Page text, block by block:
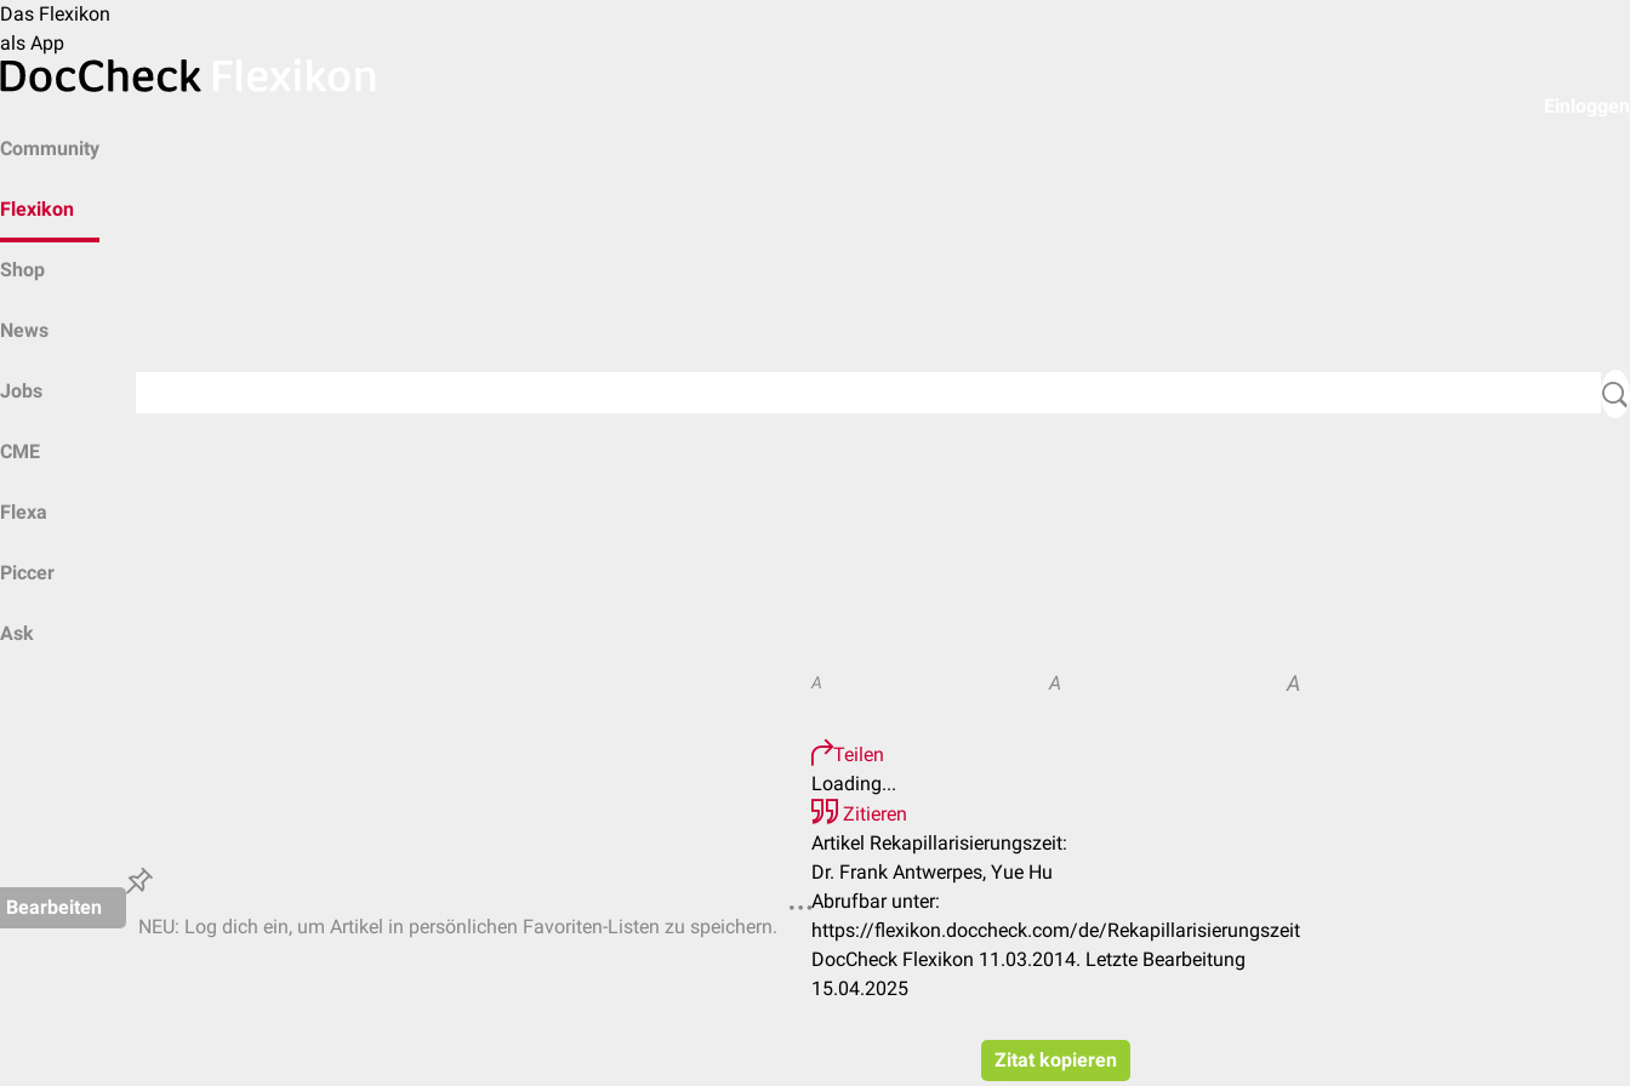
Das Flexikon
als App
Community
Flexikon
Shop
News
Jobs
CME
Flexa
Piccer
Ask
Bearbeiten
NEU: Log dich ein, um Artikel in persönlichen Favoriten-Listen zu speichern.
A A A
Teilen
Loading...
Zitieren
Artikel Rekapillarisierungszeit:
Dr. Frank Antwerpes, Yue Hu
Abrufbar unter:
https://flexikon.doccheck.com/de/Rekapillarisierungszeit
DocCheck Flexikon 11.03.2014. Letzte Bearbeitung
15.04.2025
Zitat kopieren